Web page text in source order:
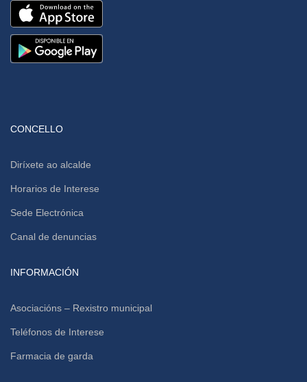
CONCELLO
Diríxete ao alcalde
Horarios de Interese
Sede Electrónica
Canal de denuncias
INFORMACIÓN
Asociacións – Rexistro municipal
Teléfonos de Interese
Farmacia de garda